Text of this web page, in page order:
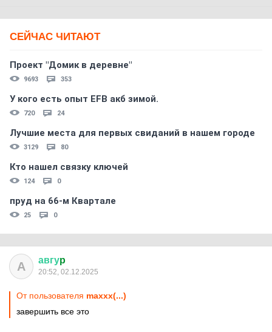
СЕЙЧАС ЧИТАЮТ
Проект "Домик в деревне"
9693 353
У кого есть опыт EFB акб зимой.
720 24
Лучшие места для первых свиданий в нашем городе
3129 80
Кто нашел связку ключей
124 0
пруд на 66-м Квартале
25 0
А авгуp
20:52, 02.12.2025
От пользователя maxxx(...)
завершить все это